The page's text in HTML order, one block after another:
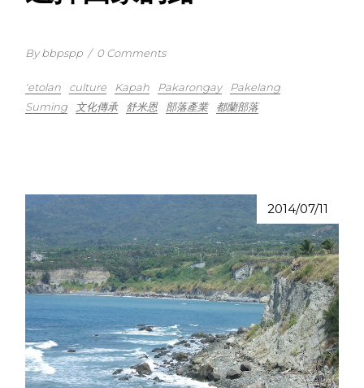
By bbpspp / 0 Comments
'etolan culture Kapah Pakarongay
Pakelang
Suming
文化傳承 舒米恩 部落產業 都蘭部落
2014/07/11